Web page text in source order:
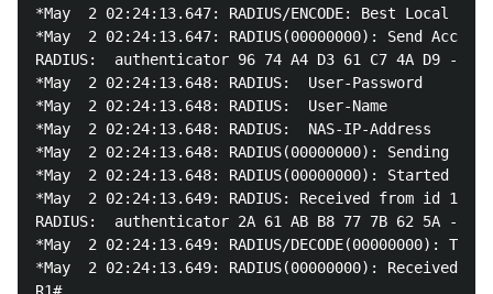
*May  2 02:24:13.647: RADIUS/ENCODE: Best Local
*May  2 02:24:13.647: RADIUS(00000000): Send
RADIUS:  authenticator 96 74 A4 D3 61 C7 4A D9 - B3
*May  2 02:24:13.648: RADIUS:  User-Password
*May  2 02:24:13.648: RADIUS:  User-Name
*May  2 02:24:13.648: RADIUS:  NAS-IP-
*May  2 02:24:13.648: RADIUS(00000000): Sending a
*May  2 02:24:13.648: RADIUS(00000000): Started 5
*May  2 02:24:13.649: RADIUS: Received from id
RADIUS:  authenticator 2A 61 AB B8 77 7B 62 5A - 7A
*May  2 02:24:13.649: RADIUS/DECODE(00000000):
*May  2 02:24:13.649: RADIUS(00000000): Received